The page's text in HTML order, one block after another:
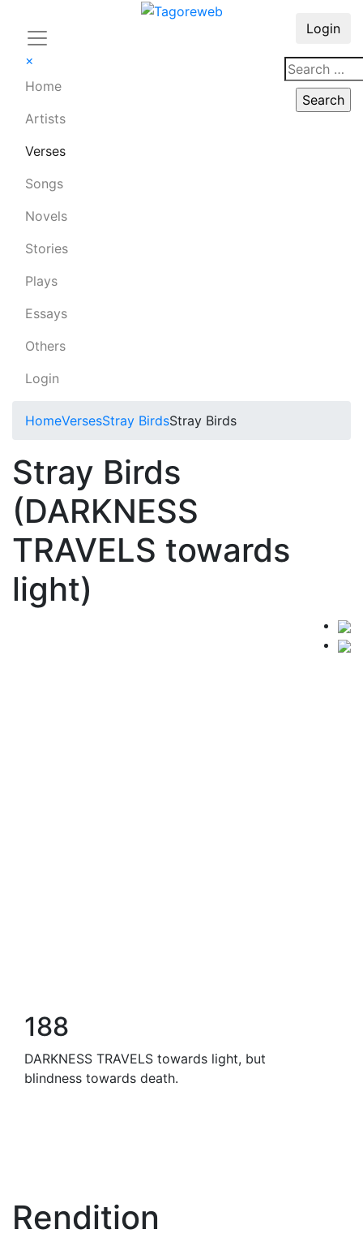
×
Home
Artists
Verses
Songs
Novels
Stories
Plays
Essays
Others
Login
Login
HomeVersesStray BirdsStray Birds
Stray Birds
(DARKNESS
TRAVELS towards
light)
188
DARKNESS TRAVELS towards light, but
blindness towards death.
Rendition